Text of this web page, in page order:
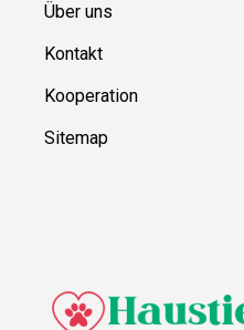
Über uns
Kontakt
Kooperation
Sitemap